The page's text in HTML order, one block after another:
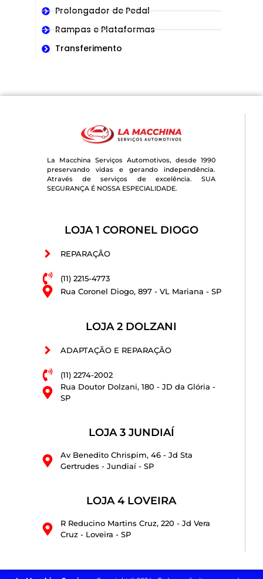
Prolongador de Pedal
Rampas e Plataformas
Transferimento
La Macchina Serviços Automotivos, desde 1990
preservando vidas e gerando independência.
Através de serviços de excelência. SUA
SEGURANÇA É NOSSA ESPECIALIDADE.
LOJA 1 CORONEL DIOGO
REPARAÇÃO
(11) 2215-4773
Rua Coronel Diogo, 897 - VL Mariana - SP
LOJA 2 DOLZANI
ADAPTAÇÃO E REPARAÇÃO
(11) 2274-2002
Rua Doutor Dolzani, 180 - JD da Glória -
SP
LOJA 3 JUNDIAÍ
Av Benedito Chrispim, 46 - Jd Sta
Gertrudes - Jundiaí - SP
LOJA 4 LOVEIRA
R Reducino Martins Cruz, 220 - Jd Vera
Cruz - Loveira - SP